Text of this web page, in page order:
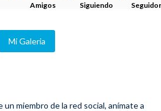
Amigos Siguiendo
Mi Galeria
un miembro de la red social, anímate a